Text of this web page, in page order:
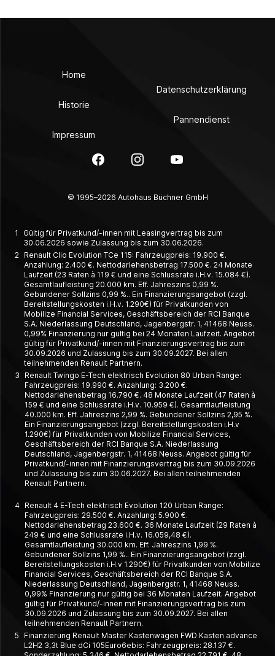
Home
Historie
Impressum
Datenschutzerklärung
Pannendienst
FacebookInstagramYouTube
© 1995–2026 Autohaus Büchner GmbH
1
Gültig für Privatkund/-innen mit Leasingvertrag bis zum
30.06.2026 sowie Zulassung bis zum 30.06.2026.
2 Renault Clio Evolution TCe 115: Fahrzeugpreis: 19.900 €.
Anzahlung: 2.400 €. Nettodarlehensbetrag 17.500 €. 24 Monate
Laufzeit (23 Raten à 119 € und eine Schlussrate i.H.v. 15.084 €).
Gesamtlaufleistung 20.000 km. Eff. Jahreszins 0,99 %.
Gebundener Sollzins 0,99 %.. Ein Finanzierungsangebot (zzgl.
Bereitstellungskosten i.H.v. 1.290€) für Privatkunden von
Mobilize Financial Services, Geschäftsbereich der RCI Banque
S.A. Niederlassung Deutschland, Jagenbergstr. 1, 41468 Neuss.
0,99% Finanzierung nur gültig bei 24 Monaten Laufzeit. Angebot
gültig für Privatkund/-innen mit Finanzierungsvertrag bis zum
30.09.2026 und Zulassung bis zum 30.09.2027. Bei allen
teilnehmenden Renault Partnern.
3
Renault Twingo E-Tech elektrisch Evolution 80 Urban Range:
Fahrzeugpreis: 19.990 €. Anzahlung: 3.200 €.
Nettodarlehensbetrag 16.790 €. 48 Monate Laufzeit (47 Raten à
159 € und eine Schlussrate i.H.v. 10.959 €). Gesamtlaufleistung
40.000 km. Eff. Jahreszins 2,99 %. Gebundener Sollzins 2,95 %.
Ein Finanzierungsangebot (zzgl. Bereitstellungskosten i.H.v
1.290€) für Privatkunden von Mobilize Financial Services,
Geschäftsbereich der RCI Banque S.A. Niederlassung
Deutschland, Jagenbergstr. 1, 41468 Neuss. Angebot gültig für
Privatkund/-innen mit Finanzierungsvertrag bis zum 30.09.2026
und Zulassung bis zum 30.06.2027. Bei allen teilnehmenden
Renault Partnern.
4 Renault 4 E-Tech elektrisch Evolution 120 Urban Range:
Fahrzeugpreis: 29.500 €. Anzahlung: 5.900 €.
Nettodarlehensbetrag 23.600 €. 36 Monate Laufzeit (29 Raten à
249 € und eine Schlussrate i.H.v. 16.059,48 €).
Gesamtlaufleistung 30.000 km. Eff. Jahreszins 1,99 %.
Gebundener Sollzins 1,99 %.. Ein Finanzierungsangebot (zzgl.
Bereitstellungskosten i.H.v 1.290€) für Privatkunden von Mobilize
Financial Services, Geschäftsbereich der RCI Banque S.A.
Niederlassung Deutschland, Jagenbergstr. 1, 41468 Neuss.
0,99% Finanzierung nur gültig bei 36 Monaten Laufzeit. Angebot
gültig für Privatkund/-innen mit Finanzierungsvertrag bis zum
30.09.2026 und Zulassung bis zum 30.09.2027. Bei allen
teilnehmenden Renault Partnern.
5
Finanzierung Renault Master Kastenwagen FWD Kasten advance
L2H2 3,3t Blue dCi 105Euro6ebis: Fahrzeugpreis: 28.137 €.